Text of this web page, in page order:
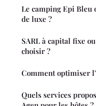
Le camping Epi
de luxe ?
SARL à capital fixe
choisir ?
Comment optimiser
Quels services